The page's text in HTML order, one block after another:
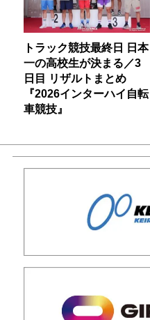
トラック競技最終日 日本
一の高校生が決まる／3
日目 リザルトまとめ
『2026インターハイ自転
車競技』